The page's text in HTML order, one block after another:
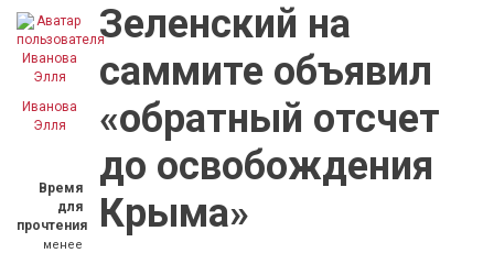
Иванова
Элля
Время
для
прочтения
менее
Зеленский на
саммите объявил
«обратный отсчет
до освобождения
Крыма»